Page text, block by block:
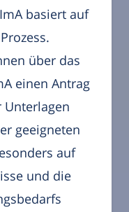
basiert auf
über das
einen Antrag
Unterlagen
geeigneten
auf
und die